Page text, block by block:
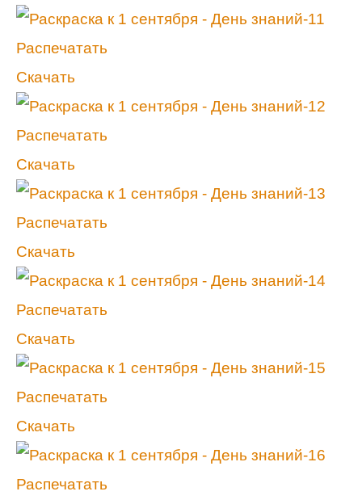
Распечатать
Скачать
Распечатать
Скачать
Распечатать
Скачать
Распечатать
Скачать
Распечатать
Скачать
Распечатать